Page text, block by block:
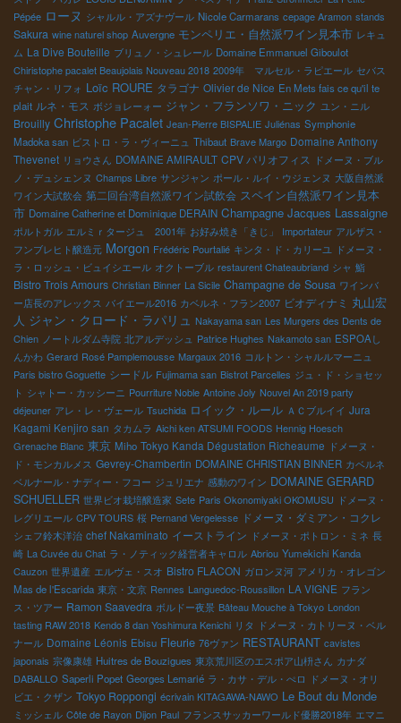
Pépée ローヌ シャルル・アズナヴール Nicole Carmarans cepage Aramon stands
Sakura wine naturel shop Auvergne モンペリエ・自然派ワイン見本市 レキュ
ム La Dive Bouteille ブリュノ・シュレール Domaine Emmanuel Giboulot
Chiristophe pacalet Beaujolais Nouveau 2018 2009年 マルセル・ラピエール セバス
チャン・リフォ Loïc ROURE タラゴナ Olivier de Nice En Mets fais ce qu'il te
plait ルネ・モス ボジョレーォー ジャン・フランソワ・ニック ユン・ニル
Brouilly Christophe Pacalet Jean-Pierre BISPALIE Juliénas Symphonie
Madoka san ビストロ・ラ・ヴィーニュ Thibaut Brave Margo Domaine Anthony
Thevenet リョウさん DOMAINE AMIRAULT CPV パリオフィス
ドメーヌ・ブル
ノ・デュシェンヌ Champs Libre サンジャン ポール・ルイ・ウジェンヌ 大阪自然派
ワイン大試飲会 第二回台湾自然派ワイン試飲会 スペイン自然派ワイン見本
市 Domaine Catherine et Dominique DERAIN Champagne Jacques Lassaigne
ポルトガル エルミｒタージュ 2001年 お好み焼き「きじ」 Importateur アルザス・
フンブレヒト醸造元 Morgon Frédéric Pourtalié キンタ・ド・カリーユ
ドメーヌ・
ラ・ロッシュ・ビュイシエール オクトーブル restaurent Chateaubriand シャ 鮨
Bistro Trois Amours Christian Binner La Sicile Champagne de Sousa ワインバ
ー店長のアレックス バイエール2016 カベルネ・フラン2007 ビオディナミ 丸山宏
人 ジャン・クロード・ラパリュ Nakayama san Les Murgers des Dents de
Chien ノートルダム寺院 北アルデッシュ Patrice Hughes Nakamoto san ESPOAし
んかわ Gerard Rosé Pamplemousse Margaux 2016 コルトン・シャルルマーニュ
Paris bistro Goguette シードル Fujimama san Bistrot Parcelles ジュ・ド・ショセッ
ト シャトー・カッシーニ Pourriture Noble Antoine Joly Nouvel An 2019 party
déjeuner アレ・レ・ヴェール Tsuchida ロイック・ルール ＡＣブルイイ Jura
Kagami Kenjiro san タカムラ Aichi ken ATSUMI FOODS Hennig Hoesch
Grenache Blanc 東京 Miho Tokyo Kanda Dégustation Richeaume ドメーヌ・
ド・モンカルメス Gevrey-Chambertin DOMAINE CHRISTIAN BINNER カベルネ
ベルナール・ナディー・フコー ジュリエナ 感動のワイン DOMAINE GERARD
SCHUELLER 世界ビオ栽培醸造家 Sete Paris Okonomiyaki OKOMUSU ドメーヌ・
レグリエール CPV TOURS 桜 Pernand Vergelesse ドメーヌ・ダミアン・コクレ
シェフ鈴木洋治 chef Nakaminato イーストライン ドメーヌ・ポトロン・ミネ 長
崎 La Cuvée du Chat ラ・ノティック経営者キャロル Abriou Yumekichi Kanda
Cauzon 世界遺産 エルヴェ・スオ Bistro FLACON ガロンヌ河 アメリカ・オレゴン
Mas de l'Escarida 東京・文京 Rennes Languedoc-Roussillon LA VIGNE フラン
ス・ツアー Ramon Saavedra ボルドー夜景 Bâteau Mouche à Tokyo London
tasting RAW 2018 Kendo 8 dan Yoshimura Kenichi リタ
ドメーヌ・カトリーヌ・ベル
ナール Domaine Léonis Ebisu Fleurie 76ヴァン RESTAURANT cavistes
japonais 宗像康雄 Huitres de Bouzigues 東京荒川区のエスポア山枡さん カナダ
DABALLO Saperli Popet Georges Lemarié ラ・カサ・デル・ぺロ
ドメーヌ・オリ
ビエ・クザン Tokyo Roppongi écrivain KITAGAWA-NAWO Le Bout du Monde
ミッシェル Côte de Rayon Dijon Paul フランスサッカーワールド優勝2018年 エマニ